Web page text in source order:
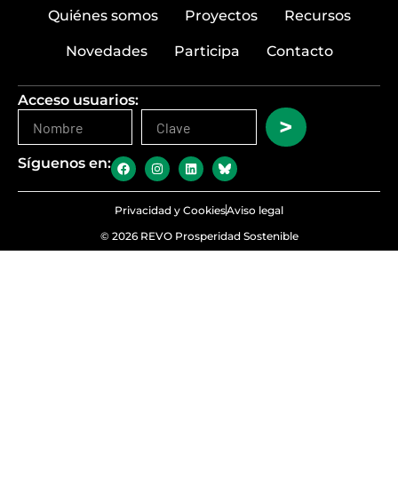
Quiénes somos Proyectos Recursos
Novedades Participa Contacto
Acceso usuarios:
>
Síguenos en:
© 2026 REVO Prosperidad Sostenible
Privacidad y CookiesAviso legal